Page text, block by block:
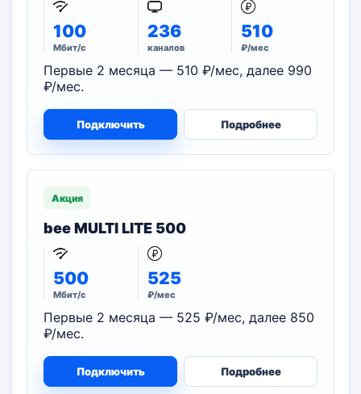
100
Мбит/с
236
каналов
510
₽/мес
Первые 2 месяца — 510 ₽/мес, далее 990
₽/мес.
Подключить Подробнее
Акция
bee MULTI LITE 500
500
Мбит/с
525
₽/мес
Первые 2 месяца — 525 ₽/мес, далее 850
₽/мес.
Подключить Подробнее